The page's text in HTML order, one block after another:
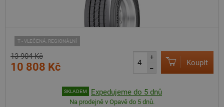
T - VLEČENÁ, REGIONÁLNÍ
13 904 Kč
10 808 Kč
+
–
Koupit
SKLADEM Expedujeme do 5 dnů
Na prodejně v Opavě do 5 dnů.